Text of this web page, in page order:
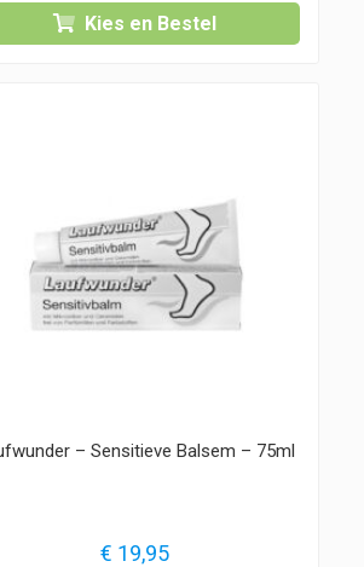
€ 44,95
Kies en Bestel
– Sensitieve Balsem – 75ml
€ 19,95